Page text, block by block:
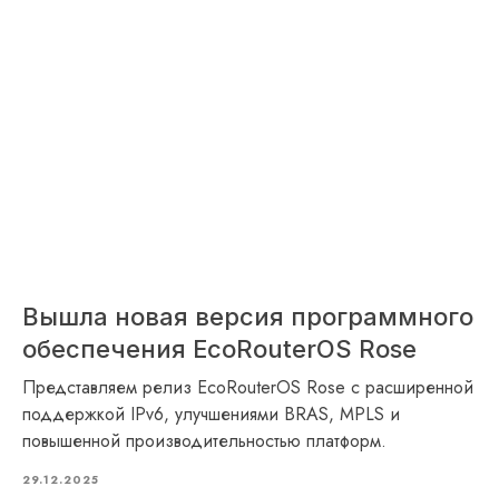
Вышла новая версия программного
обеспечения EcoRouterOS Rose
Представляем релиз EcoRouterOS Rose с расширенной
поддержкой IPv6, улучшениями BRAS, MPLS и
повышенной производительностью платформ.
29.12.2025